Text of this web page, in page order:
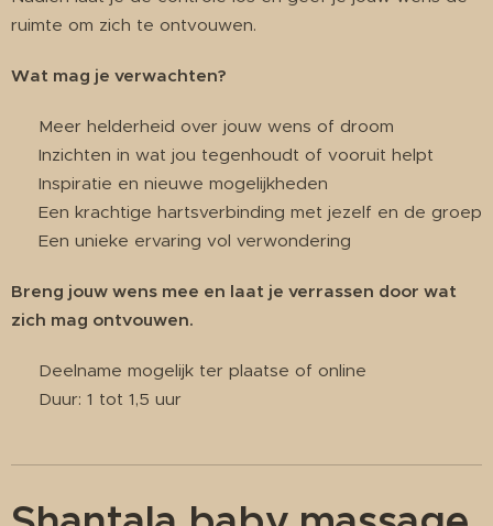
ruimte om zich te ontvouwen.
Wat mag je verwachten?
✔ Meer helderheid over jouw wens of droom
✔ Inzichten in wat jou tegenhoudt of vooruit helpt
✔ Inspiratie en nieuwe mogelijkheden
✔ Een krachtige hartsverbinding met jezelf en de groep
✔ Een unieke ervaring vol verwondering
Breng jouw wens mee en laat je verrassen door wat
zich mag ontvouwen.
📍 Deelname mogelijk ter plaatse of online
⏳ Duur: 1 tot 1,5 uur